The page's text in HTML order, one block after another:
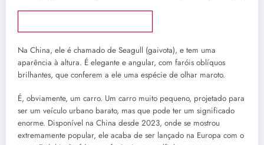
Na China, ele é chamado de Seagull (gaivota), e tem uma
aparência à altura. É elegante e angular, com faróis oblíquos
brilhantes, que conferem a ele uma espécie de olhar maroto.
É, obviamente, um carro. Um carro muito pequeno, projetado para
ser um veículo urbano barato, mas que pode ter um significado
enorme. Disponível na China desde 2023, onde se mostrou
extremamente popular, ele acaba de ser lançado na Europa com o